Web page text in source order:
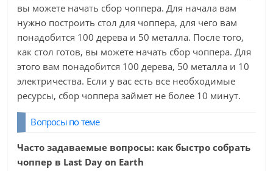
вы можете начать сбор чоппера. Для начала вам
нужно построить стол для чоппера, для чего вам
понадобится 100 дерева и 50 металла. После того,
как стол готов, вы можете начать сбор чоппера. Для
этого вам понадобится 100 дерева, 50 металла и 10
электричества. Если у вас есть все необходимые
ресурсы, сбор чоппера займет не более 10 минут.
Вопросы по теме
Часто задаваемые вопросы: как быстро собрать
чоппер в Last Day on Earth